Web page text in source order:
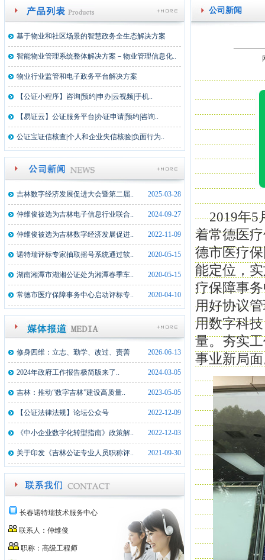
基于物业和社区场景的智慧政务全生态解决方案
智能物业管理系统整体解决方案－物业管理信息化..
物业行业监管和电子政务平台解决方案
【公证小程序】咨询|预约|申办|云视频|手机..
【易证云】公证服务平台|办证申请|预约|咨询..
公证宝证信核查|个人和企业失信核验|负面行为..
吉林数字经济发展促进大会暨第二届.. 2025-03-28
仲维俊被选为吉林电子信息行业联合.. 2024-09-27
仲维俊被选为吉林数字经济发展促进.. 2022-11-09
诺特瑞评标专家抽取摇号系统通过软.. 2020-05-15
湖南湘潭市湖湘公证处为湘潭春季车.. 2020-05-15
常德市医疗保障事务中心启动评标专.. 2020-04-10
修身四维：立志、勤学、改过、责善 2026-06-13
2024年政府工作报告极简版来了.. 2024-03-05
吉林：推动“数字吉林”建设高质量.. 2023-05-05
【公证法律法规】论坛公众号 2022-12-09
《中小企业数字化转型指南》政策解.. 2022-12-03
关于印发《吉林公证专业人员职称评.. 2021-09-30
长春诺特瑞技术服务中心
联系人：仲维俊
职称：高级工程师
公司新闻
2019年5
着常德医
德市医疗
能定位，
疗保障事
用好协议
用数字科
量。夯实
事业新局